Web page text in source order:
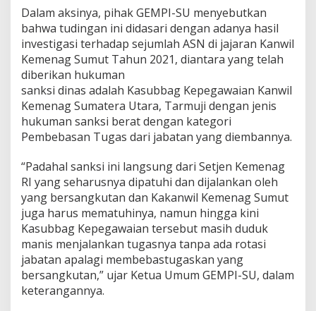
n
w
l
K
e
m
e
n
a
g
S
u
m
u
t
,
E
M
P
I
Dalam aksinya, pihak GEMPI-SU menyebutkan
bahwa tudingan ini didasari dengan adanya hasil
investigasi terhadap sejumlah ASN di jajaran Kanwil
Kemenag Sumut Tahun 2021, diantara yang telah
diberikan hukuman
sanksi dinas adalah Kasubbag Kepegawaian Kanwil
Kemenag Sumatera Utara, Tarmuji dengan jenis
hukuman sanksi berat dengan kategori
Pembebasan Tugas dari jabatan yang diembannya.
“Padahal sanksi ini langsung dari Setjen Kemenag
RI yang seharusnya dipatuhi dan dijalankan oleh
yang bersangkutan dan Kakanwil Kemenag Sumut
juga harus mematuhinya, namun hingga kini
Kasubbag Kepegawaian tersebut masih duduk
manis menjalankan tugasnya tanpa ada rotasi
jabatan apalagi membebastugaskan yang
bersangkutan,” ujar Ketua Umum GEMPI-SU, dalam
keterangannya.